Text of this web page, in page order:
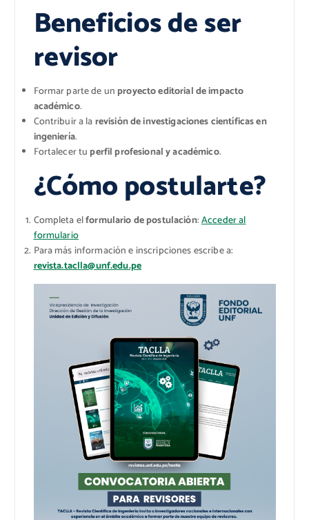
Beneficios de ser
revisor
Formar parte de un proyecto editorial de impacto
académico.
Contribuir a larevisión de investigaciones científicas en
ingeniería.
Fortalecer tu perfil profesional y académico.
¿Cómo postularte?
Completa elformulario de postulación:Acceder al
formulario
Para más información e inscripciones escribe a:
revista.taclla@unf.edu.pe